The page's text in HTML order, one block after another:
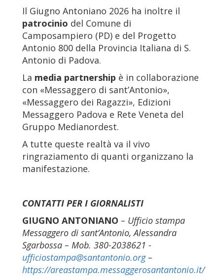
Il Giugno Antoniano 2026 ha inoltre il
patrocinio del Comune di
Camposampiero (PD) e del Progetto
Antonio 800 della Provincia Italiana di S.
Antonio di Padova.
La media partnership è in collaborazione
con «Messaggero di sant’Antonio»,
«Messaggero dei Ragazzi», Edizioni
Messaggero Padova e Rete Veneta del
Gruppo Medianordest.
A tutte queste realtà va il vivo
ringraziamento di quanti organizzano la
manifestazione.
CONTATTI PER I GIORNALISTI
GIUGNO ANTONIANO – Ufficio stampa
Messaggero di sant’Antonio,Alessandra
Sgarbossa – Mob. 380-2038621 -
ufficiostampa@santantonio.org–
https://areastampa.messaggerosantantonio.it/